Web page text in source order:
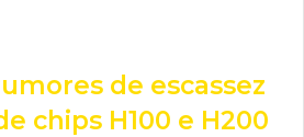
de escassez
chips H100 e H200